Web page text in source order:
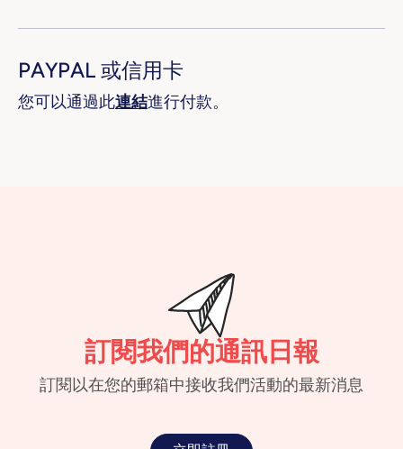
PAYPAL 或信用卡
您可以通過此連結進行付款。
訂閱我們的通訊日報
訂閱以在您的郵箱中接收我們活動的最新消息